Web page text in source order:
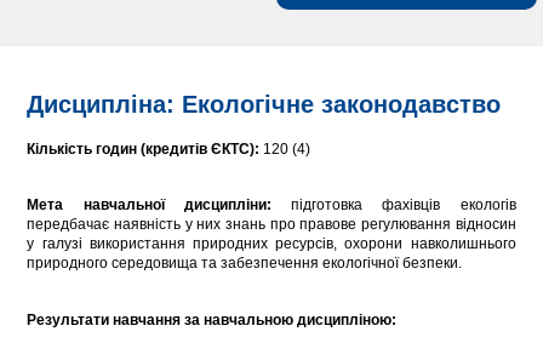
Дисципліна: Екологічне законодавство
Кількість годин (кредитів ЄКТС): 120 (4)
Мета навчальної дисципліни: підготовка фахівців екологів
передбачає наявність у них знань про правове регулювання відносин
у галузі використання природних ресурсів, охорони навколишнього
природного середовища та забезпечення екологічної безпеки.
Результати навчання за навчальною дисципліною: